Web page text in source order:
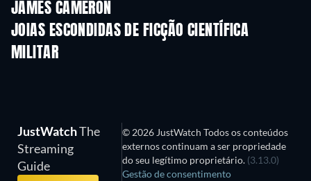
JAMES CAMERON
JOIAS ESCONDIDAS DE FICÇÃO CIENTÍFICA
MILITAR
JustWatchThe
Streaming
Guide
© 2026 JustWatch Todos os conteúdos
externos continuam a ser propriedade
do seu legítimo proprietário. (3.13.0)
Gestão de consentimento